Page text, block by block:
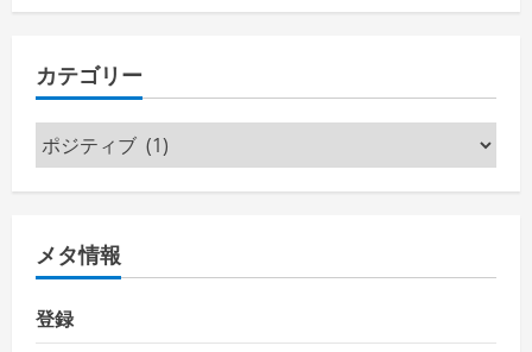
カテゴリー
カ
テ
ー
メタ情報
登録